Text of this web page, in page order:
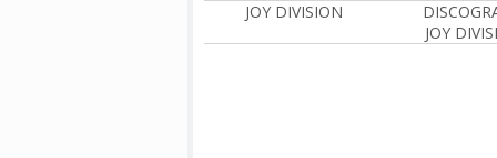
JOY DIVISION
JOY